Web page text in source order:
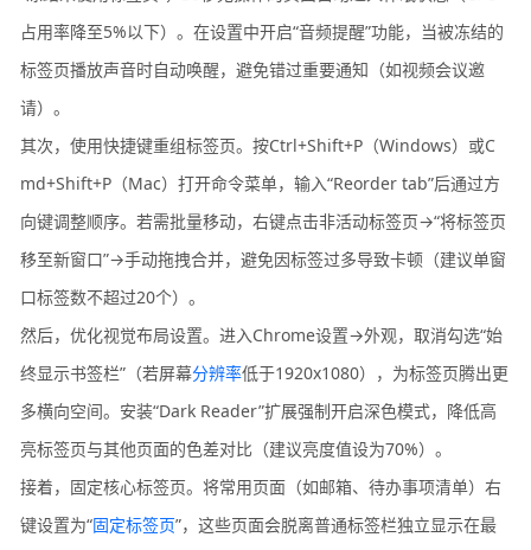
占用率降至5%以下）。在设置中开启“音频提醒”功能，当被冻结的
标签页播放声音时自动唤醒，避免错过重要通知（如视频会议邀
请）。
其次，使用快捷键重组标签页。按Ctrl+Shift+P（Windows）或C
md+Shift+P（Mac）打开命令菜单，输入“Reorder tab”后通过方
向键调整顺序。若需批量移动，右键点击非活动标签页→“将标签页
移至新窗口”→手动拖拽合并，避免因标签过多导致卡顿（建议单窗
口标签数不超过20个）。
然后，优化视觉布局设置。进入Chrome设置→外观，取消勾选“始
终显示书签栏”（若屏幕分辨率低于1920x1080），为标签页腾出更
多横向空间。安装“Dark Reader”扩展强制开启深色模式，降低高
亮标签页与其他页面的色差对比（建议亮度值设为70%）。
接着，固定核心标签页。将常用页面（如邮箱、待办事项清单）右
键设置为“固定标签页”，这些页面会脱离普通标签栏独立显示在最